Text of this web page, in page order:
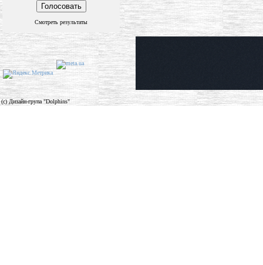
Смотреть результаты
(c) Дизайн-група "Dolphins"